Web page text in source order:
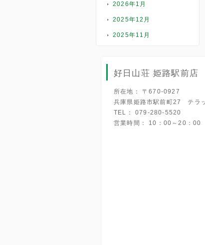
2026年1月
2025年12月
2025年11月
好日山荘 姫路駅前店
所在地： 〒670-0927
兵庫県姫路市駅前町27 テラ
TEL： 079-280-5520
営業時間： 10：00～20：00